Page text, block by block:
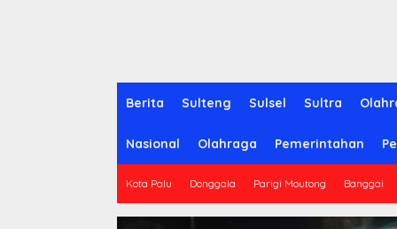
Berita Sulteng Sulsel Sultra
Nasional Olahraga Pemerintahan
Kota Palu Donggala Parigi Moutong Banggai